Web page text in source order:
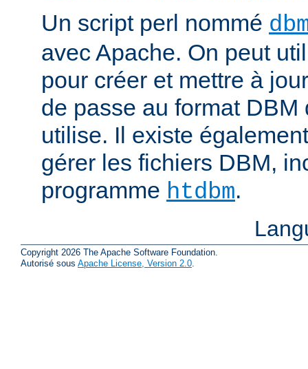
Un script perl nommé
avec Apache. On peut
pour créer et mettre à
de passe au format DBM
utilise. Il existe
gérer les fichiers DBM,
programme htdbm.
Copyright 2026 The Apache Software Foundation.
Autorisé sous Apache License, Version 2.0